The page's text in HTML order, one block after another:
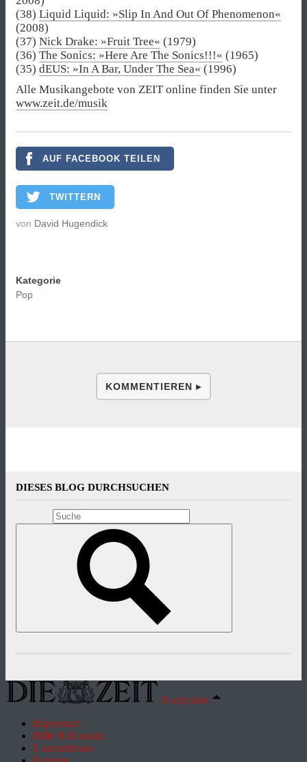
(38) Liquid Liquid: »Slip In And Out Of Phenomenon«
(2008)
(37) Nick Drake: »Fruit Tree« (1979)
(36) The Sonics: »Here Are The Sonics!!!« (1965)
(35) dEUS: »In A Bar, Under The Sea« (1996)
Alle Musikangebote von ZEIT online finden Sie unter
www.zeit.de/musik
AUF FACEBOOK TEILEN
TWITTERN
von David Hugendick
Kategorie
Pop
KOMMENTIEREN ▸
DIESES BLOG DURCHSUCHEN
Nach oben
Impressum
Hilfe & Kontakt
Unternehmen